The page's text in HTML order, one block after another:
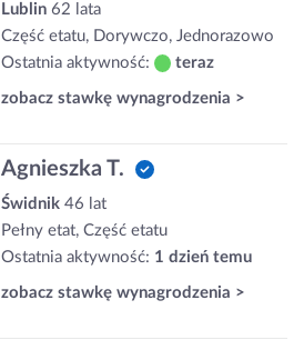
Lublin 62 lata
Część etatu, Dorywczo, Jednorazowo
Ostatnia aktywność:
teraz
zobacz stawkę wynagrodzenia >
Agnieszka T.
Świdnik 46 lat
Pełny etat, Część etatu
Ostatnia aktywność: 1 dzień temu
zobacz stawkę wynagrodzenia >